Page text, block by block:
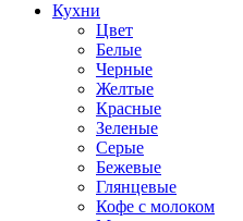
Кухни
Цвет
Белые
Черные
Желтые
Красные
Зеленые
Серые
Бежевые
Глянцевые
Кофе с молоком